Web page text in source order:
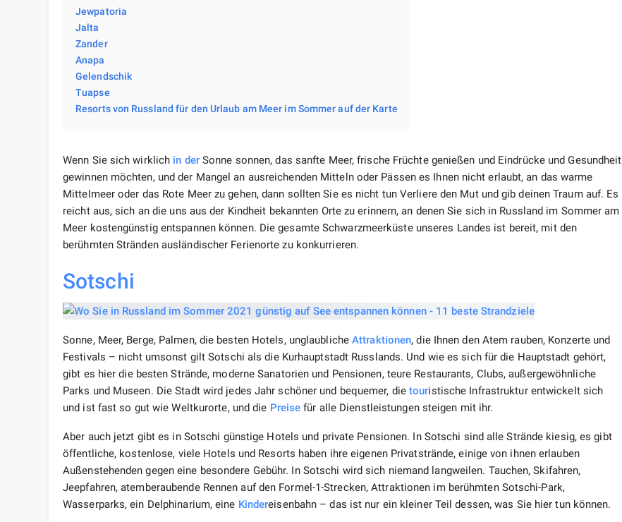
Jewpatoria
Jalta
Zander
Anapa
Gelendschik
Tuapse
Resorts von Russland für den Urlaub am Meer im Sommer auf der Karte
Wenn Sie sich wirklich in derSonne sonnen, das sanfte Meer, frische Früchte genießen und Eindrücke und Gesundheit
gewinnen möchten, und der Mangel an ausreichenden Mitteln oder Pässen es Ihnen nicht erlaubt, an das warme
Mittelmeer oder das Rote Meer zu gehen, dann sollten Sie es nicht tun Verliere den Mut und gib deinen Traum auf. Es
reicht aus, sich an die uns aus der Kindheit bekannten Orte zu erinnern, an denen Sie sich in Russland im Sommer am
Meer kostengünstig entspannen können. Die gesamte Schwarzmeerküste unseres Landes ist bereit, mit den
berühmten Stränden ausländischer Ferienorte zu konkurrieren.
Sotschi
Sonne, Meer, Berge, Palmen, die besten Hotels, unglaubliche Attraktionen, die Ihnen den Atem rauben, Konzerte und
Festivals – nicht umsonst gilt Sotschi als die Kurhauptstadt Russlands. Und wie es sich für die Hauptstadt gehört,
gibt es hier die besten Strände, moderne Sanatorien und Pensionen, teure Restaurants, Clubs, außergewöhnliche
Parks und Museen. Die Stadt wird jedes Jahr schöner und bequemer, dietouristische Infrastruktur entwickelt sich
und ist fast so gut wie Weltkurorte, und die Preise für alle Dienstleistungen steigen mit ihr.
Aber auch jetzt gibt es in Sotschi günstige Hotels und private Pensionen. In Sotschi sind alle Strände kiesig, es gibt
öffentliche, kostenlose, viele Hotels und Resorts haben ihre eigenen Privatstrände, einige von ihnen erlauben
Außenstehenden gegen eine besondere Gebühr. In Sotschi wird sich niemand langweilen. Tauchen, Skifahren,
Jeepfahren, atemberaubende Rennen auf den Formel-1-Strecken, Attraktionen im berühmten Sotschi-Park,
Wasserparks, ein Delphinarium, eine Kindereisenbahn – das ist nur ein kleiner Teil dessen, was Sie hier tun können.